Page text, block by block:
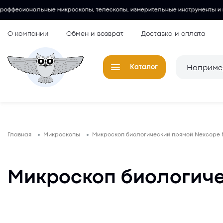
телескопы, измерительные инструменты и многое другое.
О компании Обмен и возврат Доставка и оплата
Каталог
Лупы
Главная Микроскопы Микроскоп биологический прямой Nexcope
Микроскоп